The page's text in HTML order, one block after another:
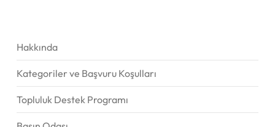
Hakkında
Kategoriler ve Başvuru Koşulları
Topluluk Destek Programı